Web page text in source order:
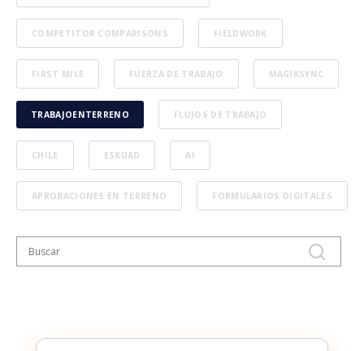
COMPETITOR COMPARISONS FIELDWORK
FIRST MILE FUERZA DE TRABAJO MAGIKSYNC
TRABAJOENTERRENO FLUJOS DE TRABAJO
CHILE ESKUAD AI
APROBACIONES EN TERRENO FORMULARIOS DIGITALES